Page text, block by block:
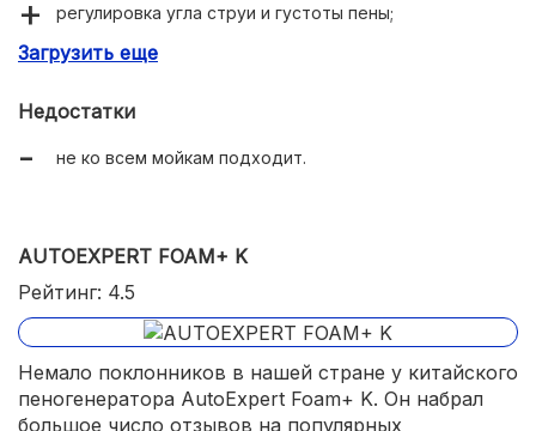
регулировка угла струи и густоты пены;
вместительный бачок.
Загрузить еще
Недостатки
не ко всем мойкам подходит.
AUTOEXPERT FOAM+ K
Рейтинг: 4.5
Немало поклонников в нашей стране у китайского
пеногенератора AutoExpert Foam+ K. Он набрал
большое число отзывов на популярных